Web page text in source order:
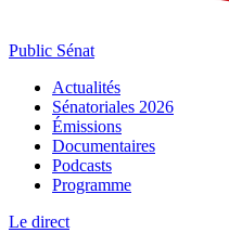
Public Sénat
Actualités
Sénatoriales 2026
Émissions
Documentaires
Podcasts
Programme
Le direct